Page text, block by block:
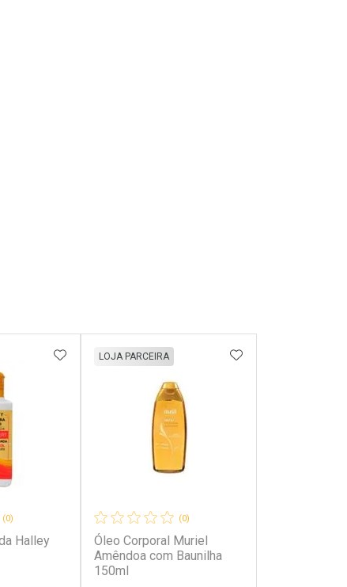
(0)
Halley
ADICIONAR AOS FAVORITOS
(0)
Óleo Corporal Muriel
Amêndoa com Baunilha
150ml
LOJA PARCEIRA ADICIONAR AOS